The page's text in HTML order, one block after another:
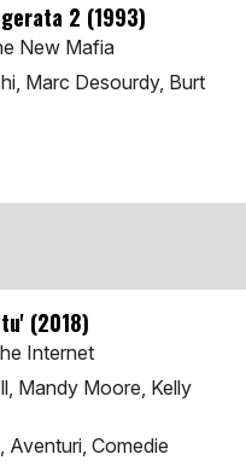
2 (1993)
New Mafia
Marc Desourdy, Burt
(2018)
Internet
Mandy Moore, Kelly
Aventuri, Comedie